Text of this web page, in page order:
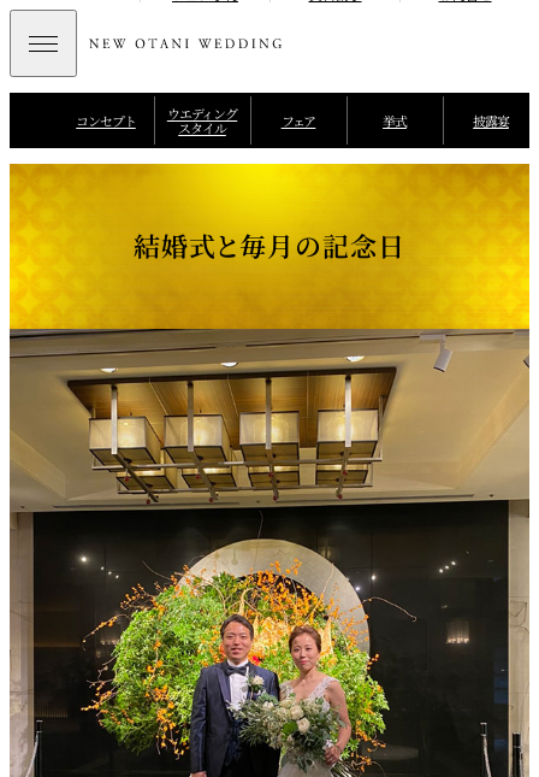
コンセプト ウエディング
スタイル フェア 挙式 披露宴
結婚式と毎月の記念日